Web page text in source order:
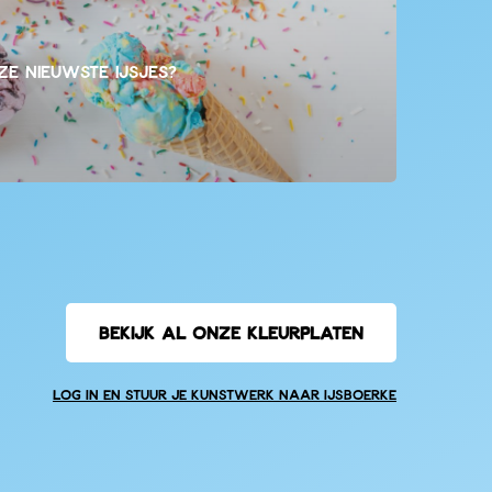
nieuwste ijsjes?
BEKIJK AL ONZE KLEURPLATEN
Log in en stuur je kunstwerk naar IJsboerke